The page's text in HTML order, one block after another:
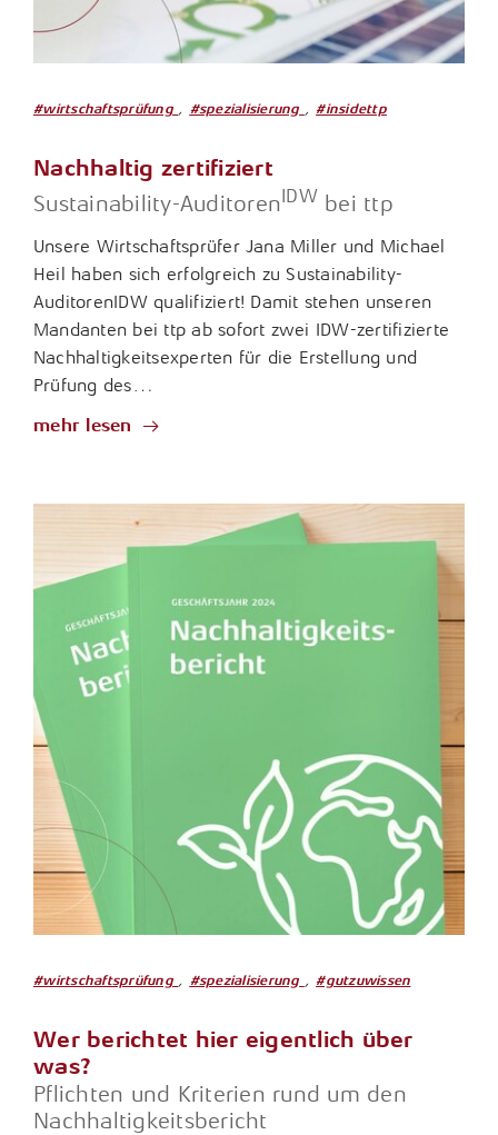
#wirtschaftsprüfung , #spezialisierung , #insidettp
Nachhaltig zertifiziert
Sustainability-AuditorenIDW bei ttp
Unsere Wirtschaftsprüfer Jana Miller und Michael
Heil haben sich erfolgreich zu Sustainability-
AuditorenIDW qualifiziert! Damit stehen unseren
Mandanten bei ttp ab sofort zwei IDW-zertifizierte
Nachhaltigkeitsexperten für die Erstellung und
Prüfung des…
mehr lesen
#wirtschaftsprüfung , #spezialisierung , #gutzuwissen
Wer berichtet hier eigentlich über
was?
Pflichten und Kriterien rund um den
Nachhaltigkeitsbericht